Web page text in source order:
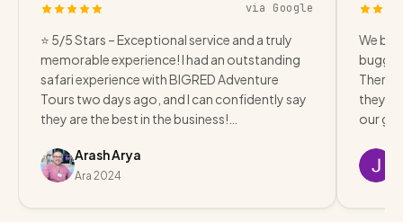
via Google
⭐ 5/5 Stars – Exceptional service and a truly
memorable experience! I had an outstanding
safari experience with BIGRED Adventure
Tours two days ago, and I can confidently say
they are the best in the business!…
Arash Arya
Ara 2024
We
buggy
There
they
our